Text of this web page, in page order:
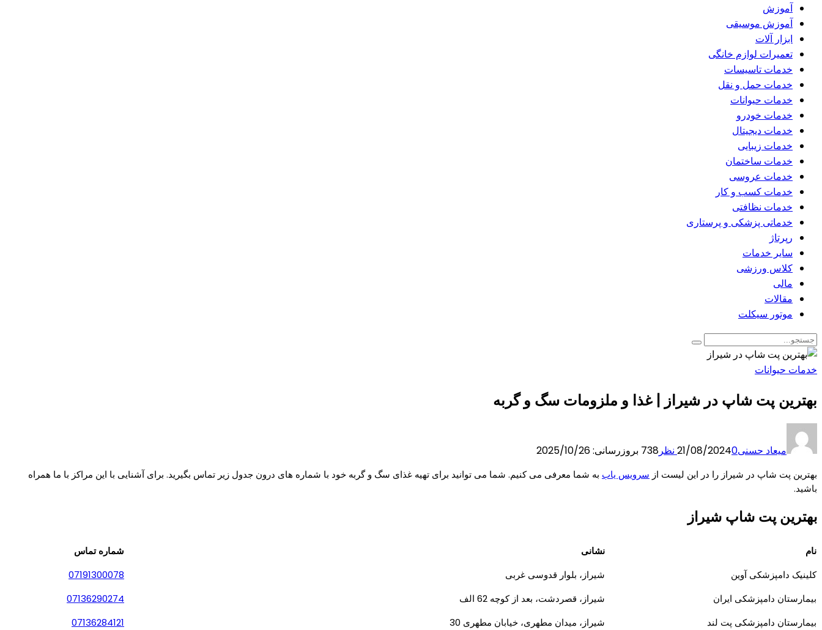
آموزش
آموزش موسیقی
ابزار آلات
تعمیرات لوازم خانگی
خدمات تاسیسات
خدمات حمل و نقل
خدمات حیوانات
خدمات خودرو
خدمات دیجیتال
خدمات زیبایی
خدمات ساختمان
خدمات عروسی
خدمات کسب و کار
خدمات نظافتی
خدماتی پزشکی و پرستاری
رپرتاژ
سایر خدمات
کلاس ورزشی
مالی
مقالات
موتور سیکلت
خدمات حیوانات
بهترین پت شاپ در شیراز | غذا و ملزومات سگ و گربه
میعاد حسنی 21/08/20240 نظر 738 بروزرسانی: 2025/10/26
بهترین پت شاپ در شیراز را در این لیست از سرویس یاب به شما معرفی می کنیم. شما می توانید برای تهیه غذای سگ و گربه خود با شماره های درون جدول زیر تماس بگیرید. برای آشنایی با این مراکز با ما همراه
باشید.
بهترین پت شاپ شیراز
نام نشانی
شماره تماس
کلینیک دامپزشکی آوین
شیراز، بلوار قدوسی غربی
07191300078
بیمارستان دامپزشکی ایران
شیراز، قصردشت، بعد از کوچه 62 الف
07136290274
بیمارستان دامپزشکی پت لند
شیراز، میدان مطهری، خیابان مطهری 30
07136284121